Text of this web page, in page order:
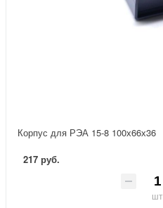
Корпус для РЭА 15-8 100х66х36
217 руб.
шт